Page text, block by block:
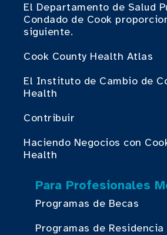
El Departamento de Salud
Condado de Cook
siguiente.
Cook County Health Atlas
El Instituto de Cambio de
Health
Contribuir
Haciendo Negocios con
Health
Para Profesionales
Programas de Becas
Programas de Residencia